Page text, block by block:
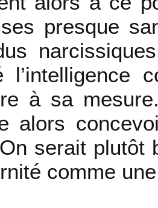
presque
l’intelligence
à sa
alors
serait plutôt
comme